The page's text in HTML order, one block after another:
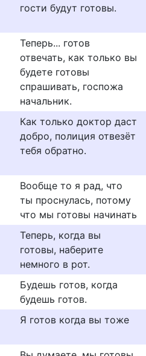
гости будут готовы.
Теперь... готов
отвечать, как только вы
будете готовы
спрашивать, госпожа
начальник.
Как только доктор даст
добро, полиция отвезёт
тебя обратно.
Вообще то я рад, что
ты проснулась, потому
что мы готовы начинать
Теперь, когда вы
готовы, наберите
немного в рот.
Будешь готов, когда
будешь готов.
Я готов когда вы тоже